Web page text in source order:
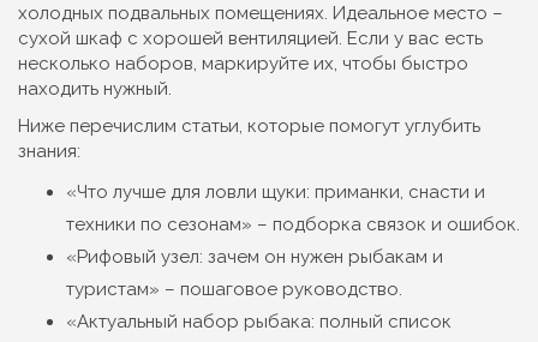
холодных подвальных помещениях. Идеальное место –
сухой шкаф с хорошей вентиляцией. Если у вас есть
несколько наборов, маркируйте их, чтобы быстро
находить нужный.
Ниже перечислим статьи, которые помогут углубить
знания:
«Что лучше для ловли щуки: приманки, снасти и
техники по сезонам» – подборка связок и ошибок.
«Рифовый узел: зачем он нужен рыбакам и
туристам» – пошаговое руководство.
«Актуальный набор рыбака: полный список